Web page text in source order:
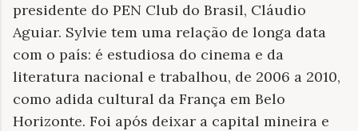
presidente do PEN Club do Brasil, Cláudio
Aguiar. Sylvie tem uma relação de longa data
com o país: é estudiosa do cinema e da
literatura nacional e trabalhou, de 2006 a 2010,
como adida cultural da França em Belo
Horizonte. Foi após deixar a capital mineira e